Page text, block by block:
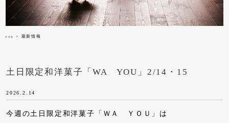
甘音屋 > 最新情報
土日限定和洋菓子「WA YOU」2/14・15
2026.2.14
今週の土日限定和洋菓子「ＷＡ ＹＯＵ」は